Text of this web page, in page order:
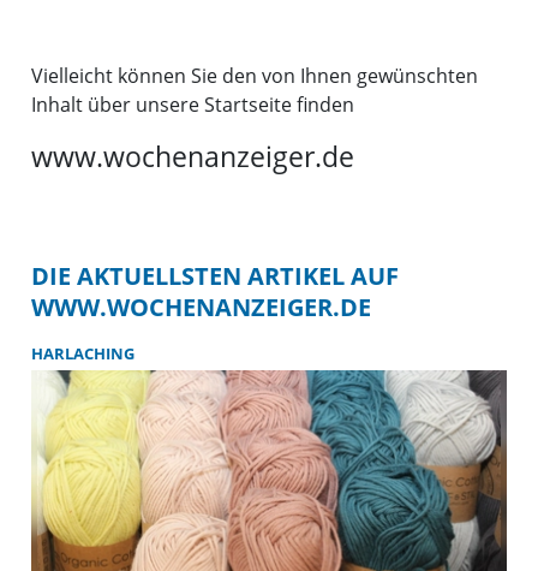
Vielleicht können Sie den von Ihnen gewünschten
Inhalt über unsere Startseite finden
www.wochenanzeiger.de
DIE AKTUELLSTEN ARTIKEL AUF
WWW.WOCHENANZEIGER.DE
HARLACHING